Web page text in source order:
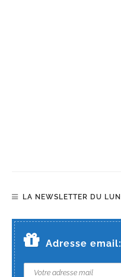
LA NEWSLETTER DU
Adresse email: